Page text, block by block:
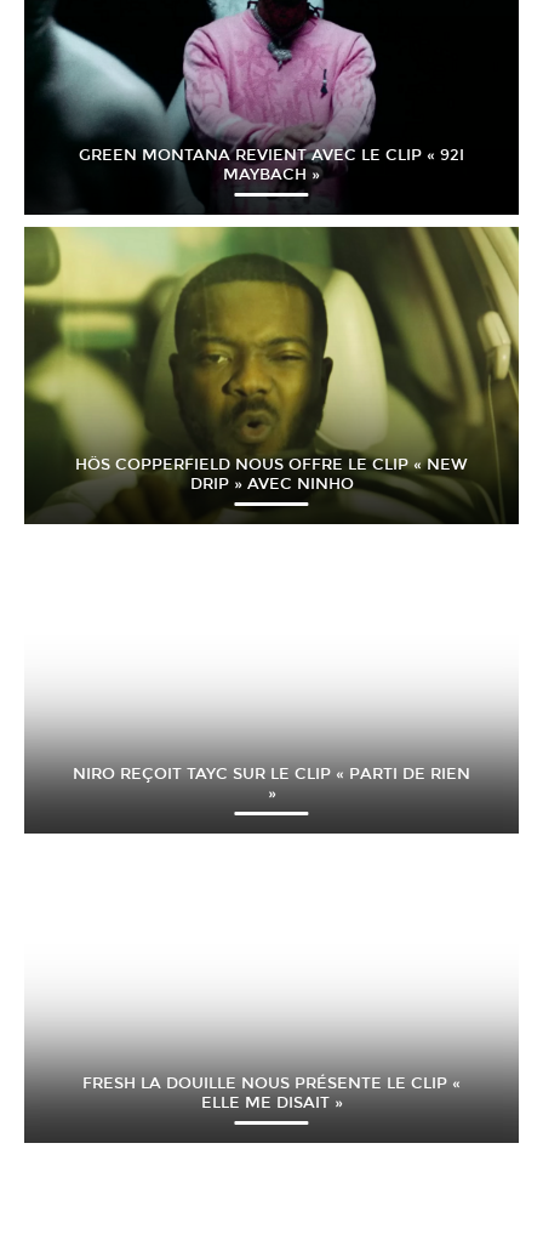
GREEN MONTANA REVIENT AVEC LE CLIP « 92I
MAYBACH »
HÖS COPPERFIELD NOUS OFFRE LE CLIP « NEW
DRIP » AVEC NINHO
NIRO REÇOIT TAYC SUR LE CLIP « PARTI DE RIEN
»
FRESH LA DOUILLE NOUS PRÉSENTE LE CLIP «
ELLE ME DISAIT »